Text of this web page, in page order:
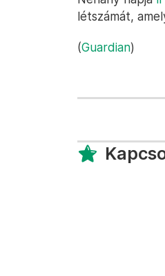
létszámát,
(Guardian)